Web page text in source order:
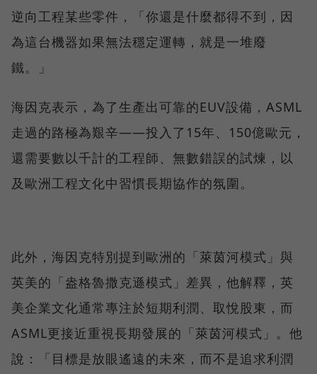
逆向工程某些零件，「你還是什麼都得不到，因
為這台機器如果無法穩定運轉，就是一堆廢
鐵。」
海因克表示，為了生產出可靠的EUV設備，ASML
走過的路極為艱辛——投入了15年、150億歐元，
還需要數以千計的工程師、無數錯誤的試煉，以
及歐洲工程文化中習慣長期協作的氛圍。
此外，海因克特別提到歐洲的「萊茵河模式」與
英美的「盎格魯撒克遜模式」差異，他解釋，英
美企業文化通常專注於短期利潤、取悅股東，而
ASML更接近重視長期發展的「萊茵河模式」。他
說：「目標是放眼遙遠的未來，而不是追求利潤